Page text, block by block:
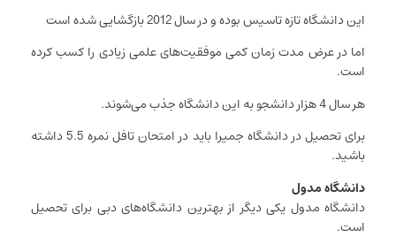
این دانشگاه تازه تاسیس بوده و در سال 2012 بازگشایی شده است
اما در عرض مدت زمان کمی موفقیت‌های علمی زیادی را کسب کرده
است.
هر سال 4 هزار دانشجو به این دانشگاه جذب می‌شوند.
برای تحصیل در دانشگاه جمیرا باید در امتحان تافل نمره 5.5 داشته
باشید.
دانشگاه مدول
دانشگاه مدول یکی دیگر از بهترین دانشگاه‌های دبی برای تحصیل
است.